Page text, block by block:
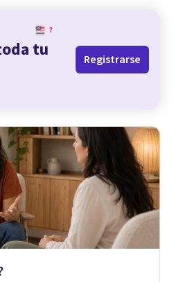
?
tu
Registrarse